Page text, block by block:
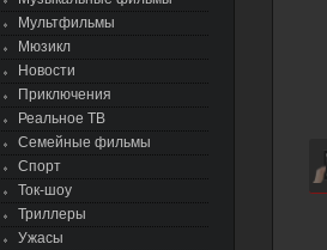
Мультфильмы
Мюзикл
Новости
Приключения
Реальное ТВ
Семейные фильмы
Спорт
Ток-шоу
Триллеры
Ужасы